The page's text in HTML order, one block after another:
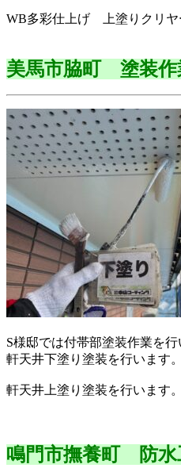
WB多彩仕上げ 上塗りクリヤ
美馬市脇町 塗装
S様邸では付帯部塗装作業を行
軒天井下塗り塗装を行います。
軒天井上塗り塗装を行います。
鳴門市撫養町 防